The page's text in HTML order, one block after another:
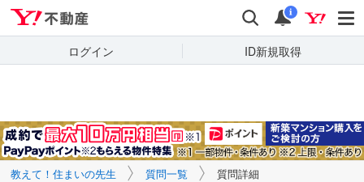
検索 通知
i
ログイン ID新規取得
キーワードで
質問を探す
教えて！住まいの先生 質問一覧 質問詳細